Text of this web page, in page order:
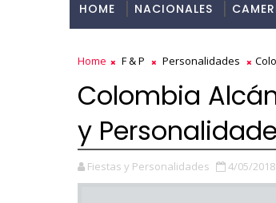
HOME NACIONALES
Home F & P Personalidades
Colombia
y
Fiestas y Personalidades 4/05/2018